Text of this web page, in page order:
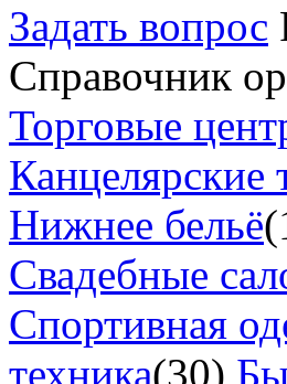
Задать вопрос
Справочник
Торговые
Канцелярские
Нижнее бельё
Свадебные
Спортивная
техника(30)